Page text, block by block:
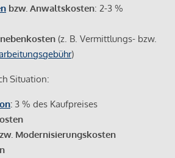
bzw. Anwaltskosten: 2-3 %
(z. B. Vermittlungs- bzw.
)
Situation:
: 3 % des Kaufpreises
Modernisierungskosten